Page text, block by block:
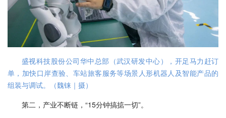
盛视科技股份公司华中总部（武汉研发中心），开足马力赶订
单，加快口岸查验、车站旅客服务等场景人形机器人及智能产品的
组装与调试。（魏铼｜摄）
第二，产业不断链，“15分钟搞掂一切”。